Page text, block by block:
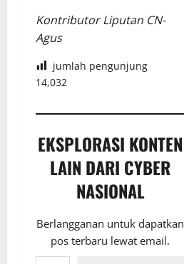
Kontributor Liputan CN-
Agus
jumlah pengunjung
14,032
EKSPLORASI KONTEN
LAIN DARI CYBER
NASIONAL
Berlangganan untuk dapatkan
pos terbaru lewat email.
Ketikkan email Anda...